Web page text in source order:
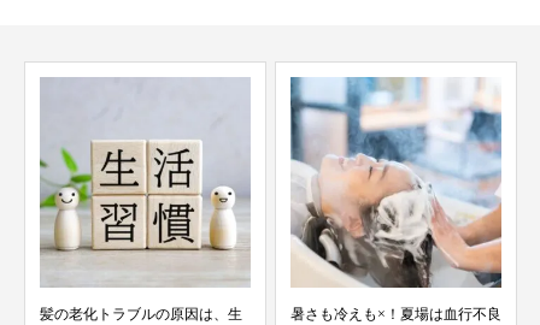
髪の老化トラブルの原因は、生
暑さも冷えも×！夏場は血行不良